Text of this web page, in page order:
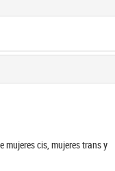
mujeres cis, mujeres trans y